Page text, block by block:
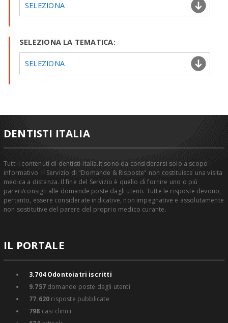
SELEZIONA
SELEZIONA LA TEMATICA:
SELEZIONA
DENTISTI ITALIA
Tutti i contenuti di dentisti-italia.it sono da considerarsi solo a scopo
informativo. Il Servizio di "Domande & Risposte" non costituisce una visita
medica a distanza. Il fine del Servizio è quello di fornire uno o più
pareri/consigli alle domande poste dagli utenti. Tutte le risposte devono,
pertanto, essere considerate indicative, non impegnative e assolutamente
non sostitutive del parere del proprio medico curante.
IL PORTALE
3.704Odontoiatri iscritti
9.757domande poste dagli utenti
77.620 risposte pubblicate
798 casi clinici